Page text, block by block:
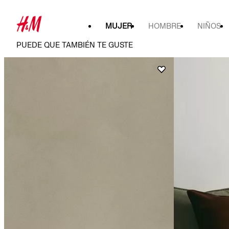
MUJER HOMBRE NIÑOS
PUEDE QUE TAMBIÉN TE GUSTE